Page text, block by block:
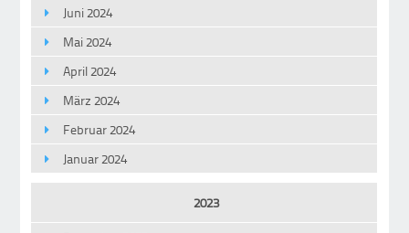
Juni 2024
Mai 2024
April 2024
März 2024
Februar 2024
Januar 2024
2023